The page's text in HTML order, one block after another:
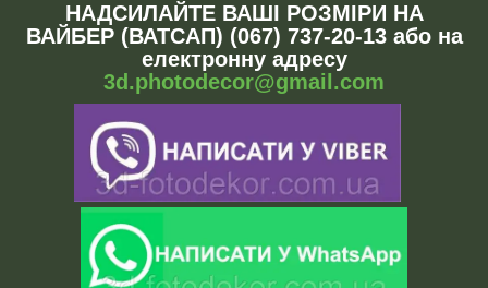
НАДСИЛАЙТЕ ВАШІ РОЗМІРИ НА
ВАЙБЕР (ВАТСАП) (067) 737-20-13 або на
електронну адресу
3d.photodecor@gmail.com